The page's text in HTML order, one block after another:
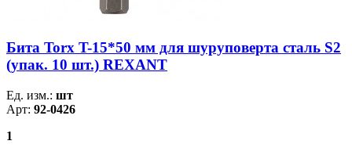
Бита Torx T-15*50 мм для шуруповерта сталь S2
(упак. 10 шт.) REXANT
Ед. изм.: шт
Арт: 92-0426
1